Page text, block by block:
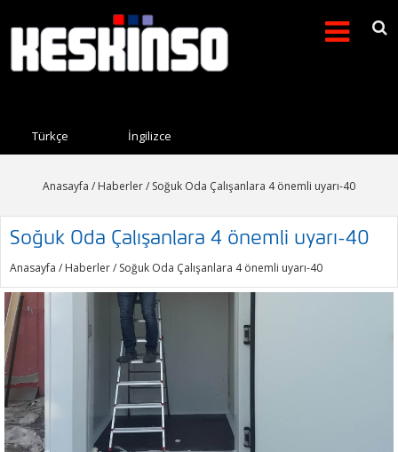
Arama formu
Türkçe İngilizce
Anasayfa / Haberler/ Soğuk Oda Çalışanlara 4 önemli uyarı-40
Soğuk Oda Çalışanlara 4 önemli uyarı-40
Anasayfa / Haberler/ Soğuk Oda Çalışanlara 4 önemli uyarı-40